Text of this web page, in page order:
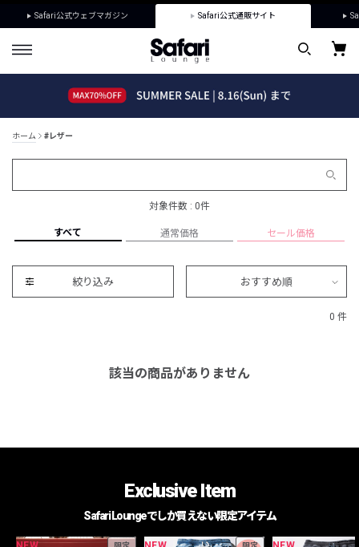
Safari公式ウェブマガジン Safari公式通販サイト
ホーム #レザー
対象件数 : 0件
すべて 通常価格 セール価格
絞り込み おすすめ順
0 件
該当の商品がありません
Exclusive Item
Safari Loungeでしか買えない限定アイテム